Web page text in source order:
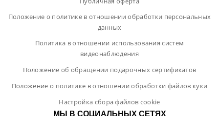
Положение о политике в отношении обработки персональных
данных
Политика в отношении использования систем
видеонаблюдения
Положение об обращении подарочных сертификатов
Положение о политике в отношении обработки файлов куки
Настройка сбора файлов cookie
МЫ В СОЦИАЛЬНЫХ СЕТЯХ